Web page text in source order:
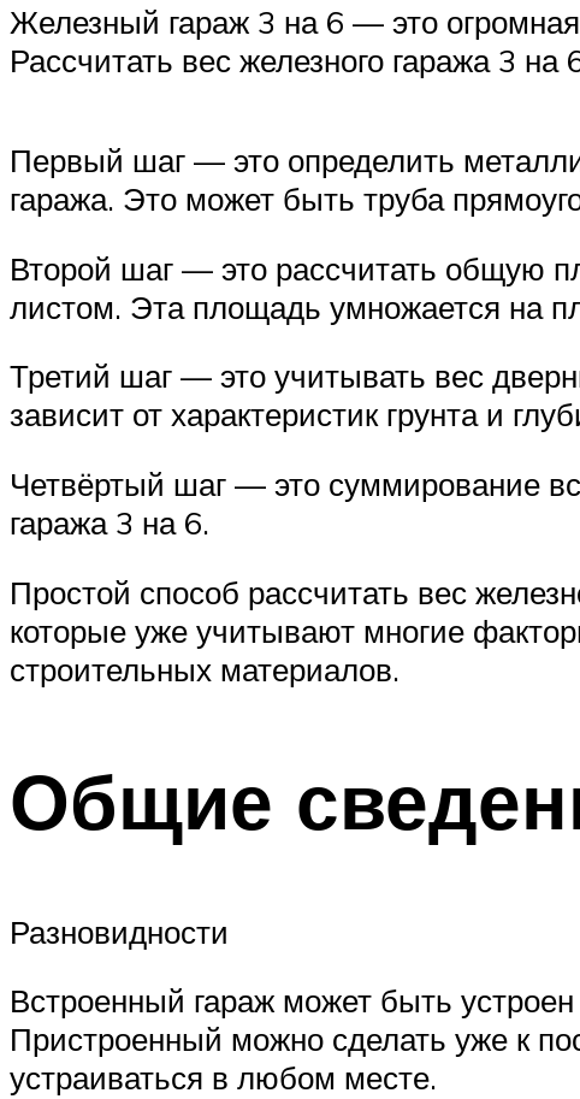
Железный гараж 3 на 6 — это огромная
Рассчитать вес железного гаража 3
Первый шаг — это определить
гаража. Это может быть труба
Второй шаг — это рассчитать общую
листом. Эта площадь умножается на
Третий шаг — это учитывать вес
зависит от характеристик грунта и
Четвёртый шаг — это суммирование
гаража 3 на 6.
Простой способ рассчитать вес
которые уже учитывают многие
строительных материалов.
Общие
Разновидности
Встроенный гараж может быть
Пристроенный можно сделать уже к
устраиваться в любом месте.